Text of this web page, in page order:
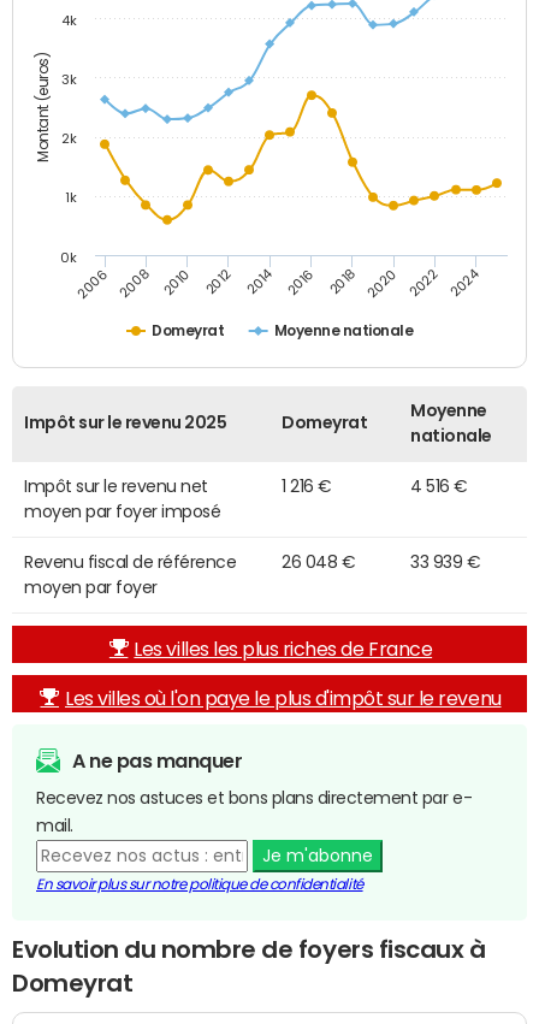
Montant (euros)
Domeyrat Moyenne nationale
2006 2008 2010 2012 2014 2016 2018 2020 2022 2024
0k
1k
2k
3k
4k
Impôt sur le revenu 2025 Domeyrat
Moyenne
nationale
Impôt sur le revenu net
moyen par foyer imposé
1 216 € 4 516 €
Revenu fiscal de référence
moyen par foyer
26 048 € 33 939 €
Les villes les plus riches de France
Les villes où l'on paye le plus d'impôt sur le revenu
A ne pas manquer
Recevez nos astuces et bons plans directement par e-
mail.
Je m'abonne
En savoir plus sur notre politique de confidentialité
Evolution du nombre de foyers fiscaux à
Domeyrat